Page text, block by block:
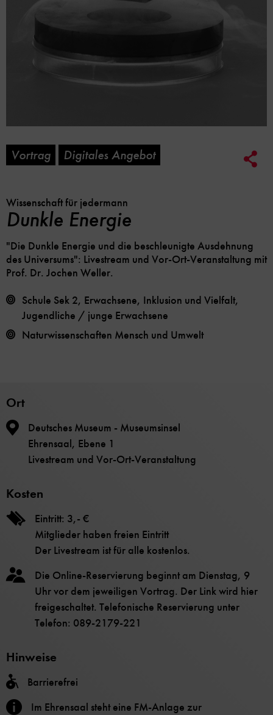
Vortrag Digitales Angebot
Wissenschaft für jedermann
Dunkle Energie
"Die Dunkle Energie und die beschleunigte Ausdehnung
des Universums": Livestream und Vor-Ort-Veranstaltung mit
Prof. Dr. Jochen Weller.
Schule Sek 2, Erwachsene, Inklusion und Vielfalt,
Jugendliche / junge Erwachsene
Naturwissenschaften Mensch und Umwelt
Ort
Deutsches Museum - Museumsinsel
Ehrensaal, Ebene 1
Livestream und Vor-Ort-Veranstaltung
Kosten
Eintritt: 3,- €
Mitglieder haben freien Eintritt
Der Livestream ist für alle kostenlos.
Die Online-Reservierung beginnt am Dienstag, 9
Uhr vor dem jeweiligen Vortrag. Der Link wird hier
freigeschaltet. Telefonische Reservierung unter
Telefon: 089-2179-221
Hinweise
Barrierefrei
Im Ehrensaal steht eine FM-Anlage zur